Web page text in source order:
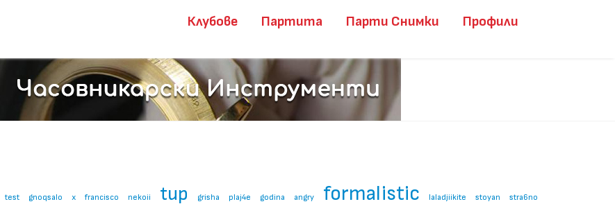
Клубове Партита Парти Снимки Профили
test gnoqsalo x francisco nekoii tup grisha plaj4e godina angry formalistic laladjiikite stoyan
stra6no